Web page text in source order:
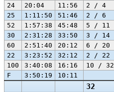
32
24
20:04 11:56 2 / 4
25
1:11:50 51:46 2 / 6
52
1:57:38 45:48 5 / 11
30
2:31:28 33:50 3 / 14
60
2:51:40 20:12 6 / 20
22
3:23:52 32:12 2 / 22
100
3:40:08 16:16 10 / 32
F
3:50:19 10:11